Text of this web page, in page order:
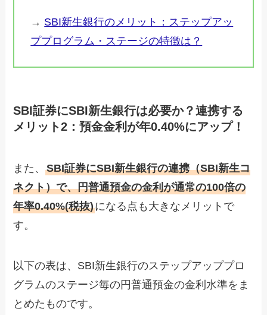
→ SBI新生銀行のメリット：ステップアッ
ププログラム・ステージの特徴は？
SBI証券にSBI新生銀行は必要か？連携する
メリット2：預金金利が年0.40%にアップ！
また、SBI証券にSBI新生銀行の連携（SBI新生コ
ネクト）で、円普通預金の金利が通常の100倍の
年率0.40%(税抜)になる点も大きなメリットで
す。
以下の表は、SBI新生銀行のステップアッププロ
グラムのステージ毎の円普通預金の金利水準をま
とめたものです。